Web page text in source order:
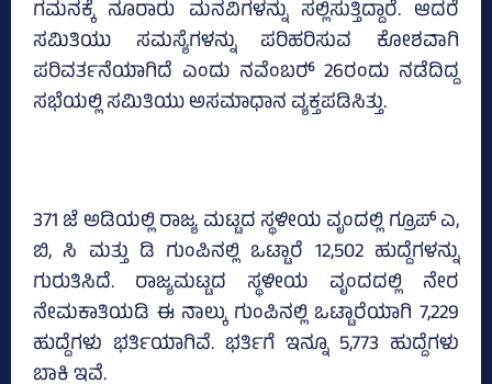
ಗಮನಕ್ಕೆ ನೂರಾರು ಮನವಿಗಳನ್ನು ಸಲ್ಲಿಸುತ್ತಿದ್ದಾರೆ. ಆದರೆ
ಸಮಿತಿಯು ಸಮಸ್ಯೆಗಳನ್ನು ಪರಿಹರಿಸುವ ಕೋಶವಾಗಿ
ಪರಿವರ್ತನೆಯಾಗಿದೆ ಎಂದು ನವೆಂಬರ್‍‌ 26ರಂದು ನಡೆದಿದ್ದ
ಸಭೆಯಲ್ಲಿ ಸಮಿತಿಯು ಅಸಮಾಧಾನ ವ್ಯಕ್ತಪಡಿಸಿತ್ತು.
371 ಜೆ ಅಡಿಯಲ್ಲಿ ರಾಜ್ಯ ಮಟ್ಟದ ಸ್ಥಳೀಯ ವೃಂದಲ್ಲಿ ಗ್ರೂಪ್‌ ಎ,
ಬಿ, ಸಿ ಮತ್ತು ಡಿ ಗುಂಪಿನಲ್ಲಿ ಒಟ್ಟಾರೆ 12,502 ಹುದ್ದೆಗಳನ್ನು
ಗುರುತಿಸಿದೆ. ರಾಜ್ಯಮಟ್ಟದ ಸ್ಥಳೀಯ ವೃಂದದಲ್ಲಿ ನೇರ
ನೇಮಕಾತಿಯಡಿ ಈ ನಾಲ್ಕು ಗುಂಪಿನಲ್ಲಿ ಒಟ್ಟಾರೆಯಾಗಿ 7,229
ಹುದ್ದೆಗಳು ಭರ್ತಿಯಾಗಿವೆ. ಭರ್ತಿಗೆ ಇನ್ನೂ 5,773 ಹುದ್ದೆಗಳು
ಬಾಕಿ ಇವೆ.